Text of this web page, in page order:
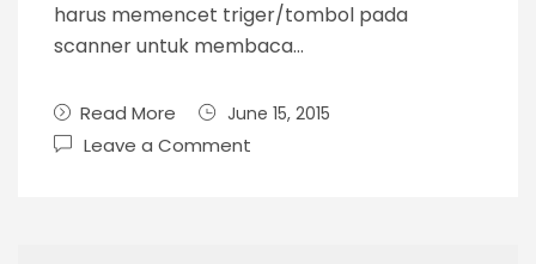
harus memencet triger/tombol pada
scanner untuk membaca…
Read More June 15, 2015
Leave a Comment